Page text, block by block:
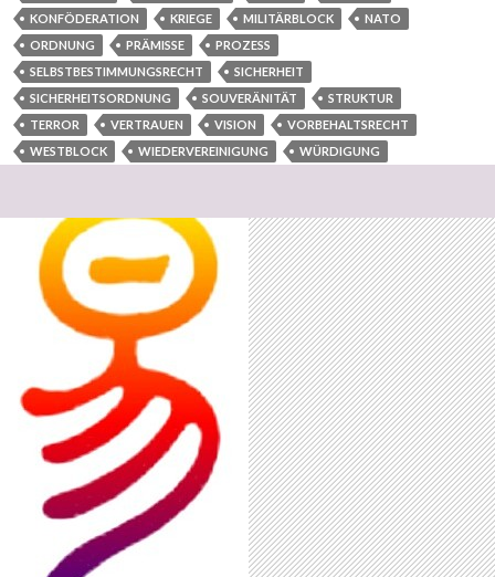
KONFÖDERATION
KRIEGE MILITÄRBLOCK
NATO
ORDNUNG
PRÄMISSE
PROZESS
SELBSTBESTIMMUNGSRECHT
SICHERHEIT
SICHERHEITSORDNUNG
SOUVERÄNITÄT
STRUKTUR
TERROR
VERTRAUEN VISION
VORBEHALTSRECHT
WESTBLOCK
WIEDERVEREINIGUNG WÜRDIGUNG